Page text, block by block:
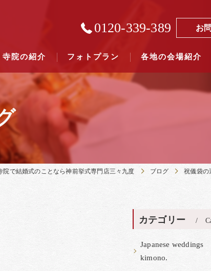
0120-339-389 お
寺院の紹介
のできる東京都下の神社一覧（４０社寺）｜三々九度東京
のできる関東六県の神社一覧（７５社）県別表示｜三々九度東
フォトプラン 各地の会場紹介
院で結婚式のことなら神前挙式専門店三々九度 ブログ 祝儀袋の
カテゴリー
Japanese weddings
kimono.